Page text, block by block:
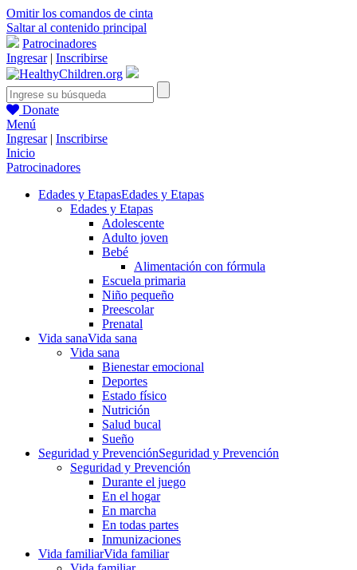
Omitir los comandos de cinta
Saltar al contenido principal
Patrocinadores
Ingresar| Inscribirse
Donate
Menú
Ingresar| Inscribirse
Inicio
Patrocinadores
Edades y EtapasEdades y Etapas
Edades y Etapas
Adolescente
Adulto joven
Bebé
Alimentación con fórmula
Escuela primaria
Niño pequeño
Preescolar
Prenatal
Vida sanaVida sana
Vida sana
Bienestar emocional
Deportes
Estado físico
Nutrición
Salud bucal
Sueño
Seguridad y PrevenciónSeguridad y Prevención
Seguridad y Prevención
Durante el juego
En el hogar
En marcha
En todas partes
Inmunizaciones
Vida familiarVida familiar